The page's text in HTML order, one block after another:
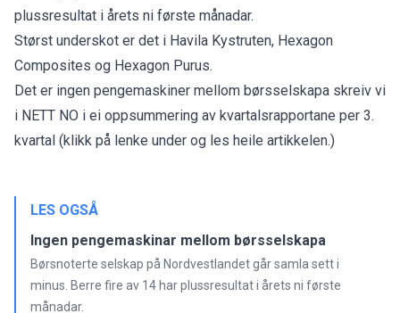
plussresultat i årets ni første månadar.
Størst underskot er det i Havila Kystruten, Hexagon
Composites og Hexagon Purus.
Det er ingen pengemaskiner mellom børsselskapa skreiv vi
i NETT NO i ei oppsummering av kvartalsrapportane per 3.
kvartal (klikk på lenke under og les heile artikkelen.)
LES OGSÅ
Ingen pengemaskinar mellom børsselskapa
Børsnoterte selskap på Nordvestlandet går samla sett i
minus. Berre fire av 14 har plussresultat i årets ni første
månadar.